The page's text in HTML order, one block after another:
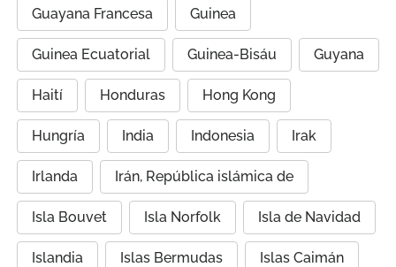
Guayana Francesa Guinea
Guinea Ecuatorial Guinea-Bisáu Guyana
Haití Honduras Hong Kong
Hungría India Indonesia Irak
Irlanda Irán, República islámica de
Isla Bouvet Isla Norfolk Isla de Navidad
Islandia Islas Bermudas Islas Caimán